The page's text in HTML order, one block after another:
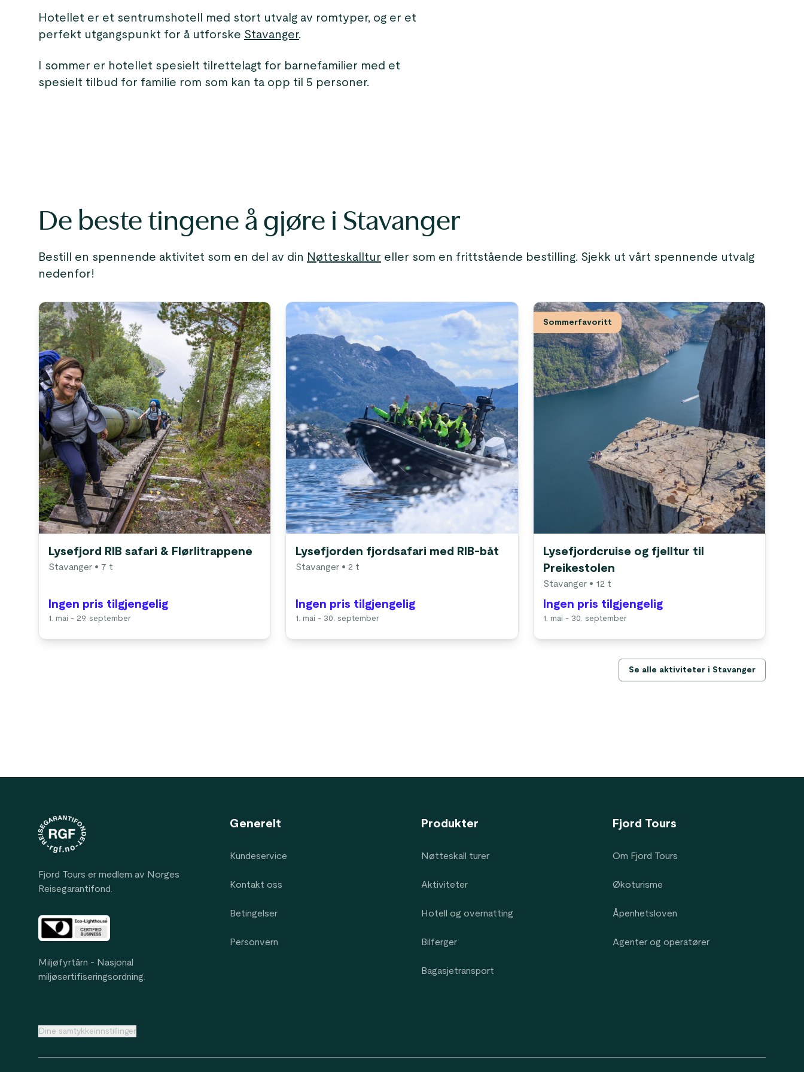
Hotellet er et sentrumshotell med stort utvalg av romtyper, og er et
perfekt utgangspunkt for å utforske Stavanger.
I sommer er hotellet spesielt tilrettelagt for barnefamilier med et
spesielt tilbud for familie rom som kan ta opp til 5 personer.
De beste tingene å gjøre i Stavanger
Bestill en spennende aktivitet som en del av din Nøtteskalltur eller som en frittstående bestilling. Sjekk ut vårt spennende utvalg
nedenfor!
Lysefjord RIB safari & Flørlitrappene
Stavanger • 7 t
Ingen pris tilgjengelig
1. mai - 29. september
Lysefjorden fjordsafari med RIB-båt
Stavanger • 2 t
Ingen pris tilgjengelig
1. mai - 30. september
Sommerfavoritt
Lysefjordcruise og fjelltur til
Preikestolen
Stavanger• 12 t
Ingen pris tilgjengelig
1. mai - 30. september
Se alle aktiviteter i Stavanger
Fjord Tours er medlem av Norges
Reisegarantifond.
Miljøfyrtårn - Nasjonal
miljøsertifiseringsordning.
Generelt
Kundeservice
Kontakt oss
Betingelser
Personvern
Produkter
Nøtteskall turer
Aktiviteter
Hotell og overnatting
Bilferger
Bagasjetransport
Fjord Tours
Om Fjord Tours
Økoturisme
Åpenhetsloven
Agenter og operatører
Dine samtykkeinnstillinger